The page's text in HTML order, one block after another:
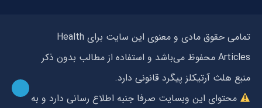
تمامی حقوق مادی و معنوی این سایت برای Health
Articles محفوظ می‌باشد و استفاده از مطالب بدون ذکر
منبع هلث آرتیکلز پیگرد قانونی دارد.
محتوای این وبسایت صرفا جنبه اطلاع رسانی دارد و به